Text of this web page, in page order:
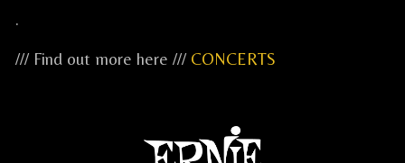
.
/// Find out more here /// CONCERTS